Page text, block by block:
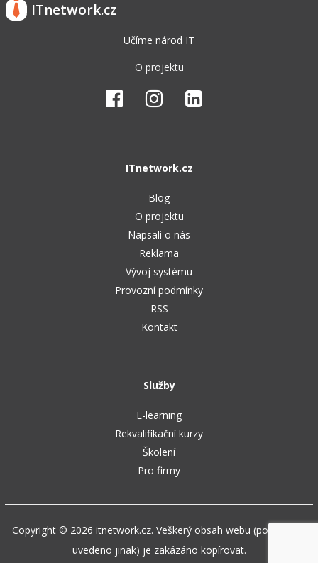
ITnetwork.cz
Učíme národ IT
O projektu
ITnetwork.cz
Blog
O projektu
Napsali o nás
Reklama
Vývoj systému
Provozní podmínky
RSS
Kontakt
Služby
E-learning
Rekvalifikační kurzy
Školení
Pro firmy
Copyright © 2026 itnetwork.cz. Veškerý obsah webu (pokud není
uvedeno jinak) je zakázáno kopírovat.